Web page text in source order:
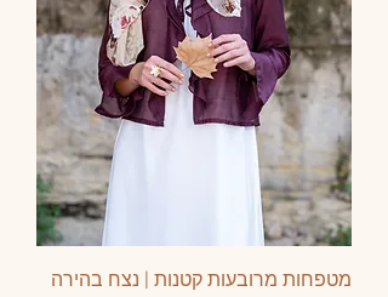
מטפחות מרובעות קטנות | נצח בהירה